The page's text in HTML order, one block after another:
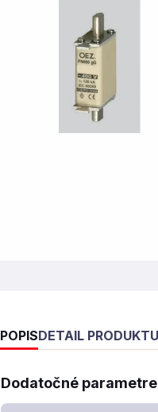
POPISDETAIL PRODUKTU
Dodatočné parametre